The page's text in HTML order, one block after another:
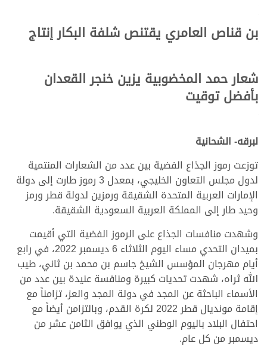
بن قناص العامري يقتنص شلفة البكار إنتاج
شعار حمد المخضوبية يزين خنجر القعدان
بأفضل توقيت
لبرقه- الشحانية
توزعت رموز الجذاع الفضية بين عدد من الشعارات المنتمية
لدول مجلس التعاون الخليجي، بمعدل 3 رموز طارت إلى دولة
الإمارات العربية المتحدة الشقيقة ورمزين لدولة قطر ورمز
وحيد طار إلى المملكة العربية السعودية الشقيقة.
وشهدت منافسات الجذاع على الرموز الفضية التي أقيمت
بميدان التحدي مساء اليوم الثلاثاء 6 ديسمبر 2022، في رابع
أيام مهرجان المؤسس الشيخ جاسم بن محمد بن ثاني، طيب
الله ثراه، شهدت تحديات كبيرة ومنافسة عنيدة بين عدد من
الأسماء الباحثة عن المجد في دولة المجد والعز، تزامناً مع
إقامة مونديال قطر 2022 لكرة القدم، وبالتزامن أيضاً مع
احتفال البلاد باليوم الوطني الذي يوافق الثامن عشر من
ديسمبر من كل عام.